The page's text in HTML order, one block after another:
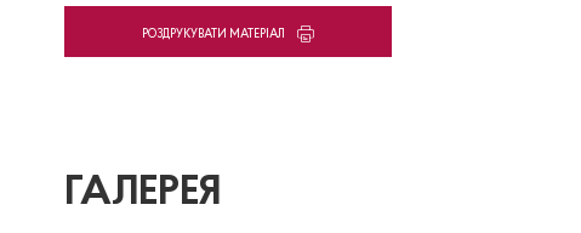
PОЗДРУКУВАТИ МАТЕРІАЛ
ГАЛЕРЕЯ